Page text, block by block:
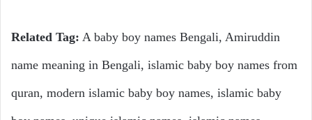
Related Tag: A baby boy names Bengali, Amiruddin
name meaning in Bengali, islamic baby boy names from
quran, modern islamic baby boy names, islamic baby